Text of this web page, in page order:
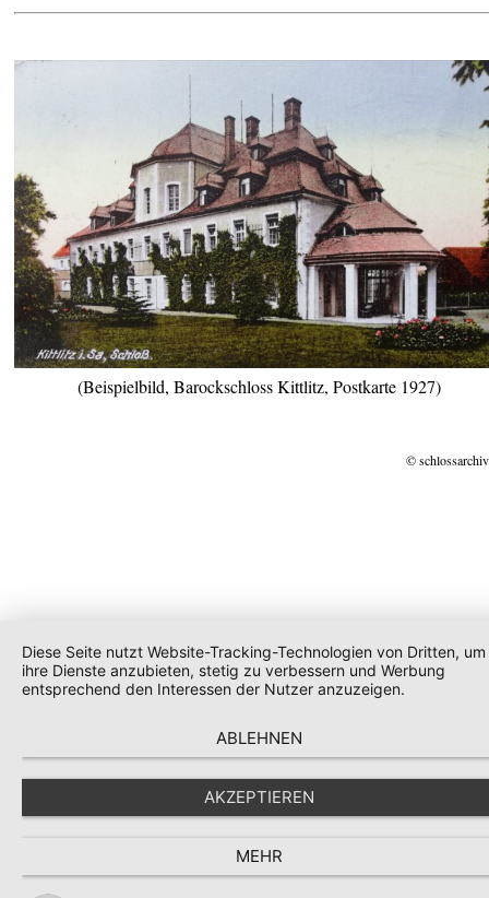
(Beispielbild, Barockschloss Kittlitz, Postkarte 1927)
©
Diese Seite nutzt Website-Tracking-Technologien von Dritten, um
ihre Dienste anzubieten, stetig zu verbessern und Werbung
entsprechend den Interessen der Nutzer anzuzeigen.
ABLEHNEN
AKZEPTIEREN
MEHR